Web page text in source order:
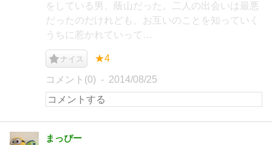
をしている男、蔭山だった。二人の出会いは最悪
だったのだけれども、お互いのことを知っていく
うちに惹かれていって…
ナイス ★4
コメント(0) 2014/08/25
まっぴー